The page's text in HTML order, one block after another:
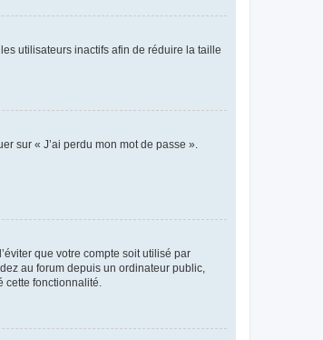
utilisateurs inactifs afin de réduire la taille
sur « J’ai perdu mon mot de passe ».
que votre compte soit utilisé par
au forum depuis un ordinateur public,
cette fonctionnalité.